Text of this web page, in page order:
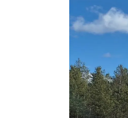
кольский
полуостров